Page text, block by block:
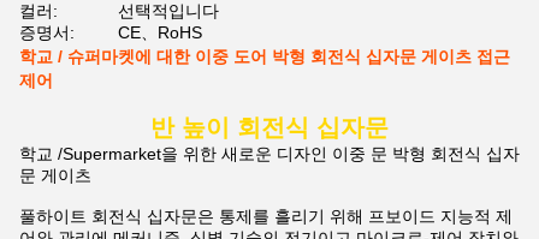
컬러:
선택적입니다
증명서:
CE、RoHS
학교 / 슈퍼마켓에 대한 이중 도어 박형 회전식 십자문 게이츠 접근
제어
반 높이 회전식 십자문
학교 /Supermarket을 위한 새로운 디자인 이중 문 박형 회전식 십자
문 게이츠
풀하이트 회전식 십자문은 통제를 흘리기 위해 프보이드 지능적 제